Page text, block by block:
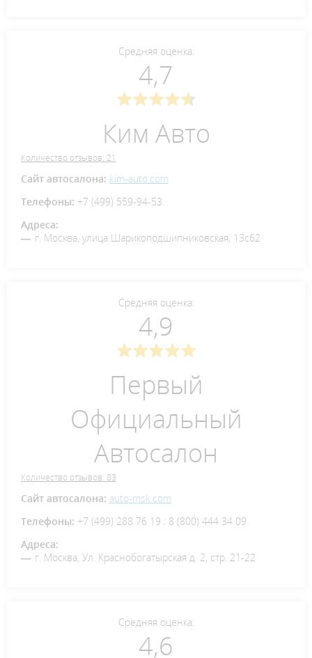
Средняя оценка:
4,7
Ким Авто
Количество отзывов: 21
Сайт автосалона: kim-auto.com
Телефоны: +7 (499) 559-94-53.
Адреса:
г. Москва, улица Шарикоподшипниковская, 13с62
Средняя оценка:
4,9
Первый
Официальный
Автосалон
Количество отзывов: 83
Сайт автосалона: auto-msk.com
Телефоны: +7 (499) 288 76 19 ; 8 (800) 444 34 09.
Адреса:
г. Москва, Ул. Краснобогатырская д. 2, стр. 21-22
Средняя оценка:
4,6